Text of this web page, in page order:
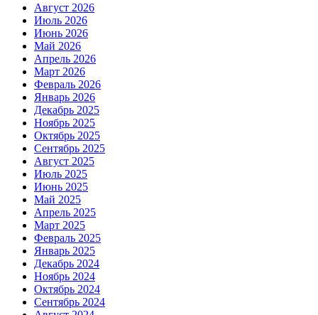
Август 2026
Июль 2026
Июнь 2026
Май 2026
Апрель 2026
Март 2026
Февраль 2026
Январь 2026
Декабрь 2025
Ноябрь 2025
Октябрь 2025
Сентябрь 2025
Август 2025
Июль 2025
Июнь 2025
Май 2025
Апрель 2025
Март 2025
Февраль 2025
Январь 2025
Декабрь 2024
Ноябрь 2024
Октябрь 2024
Сентябрь 2024